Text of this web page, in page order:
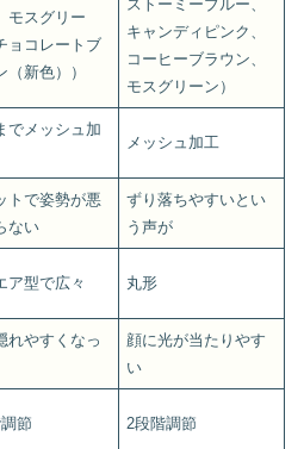
モスグリー
ョコレートブ
（新色））
ストーミーブルー、
キャンディピンク、
コーヒーブラウン、
モスグリーン）
でメッシュ加
メッシュ加工
トで姿勢が悪
ない
ずり落ちやすいとい
う声が
ア型で広々 丸形
れやすくなっ
顔に光が当たりやす
い
節 2段階調節